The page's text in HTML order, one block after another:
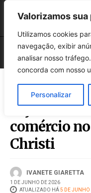
Valorizamos
Utilizamos cookies
navegação, exibir
analisar nosso
concorda com nosso
Personalizar
Veja como
comércio
Christi
IVANETE GIARETTA
1 DE JUNHO DE 2026
ATUALIZADO HÁ5 DE JUNHO